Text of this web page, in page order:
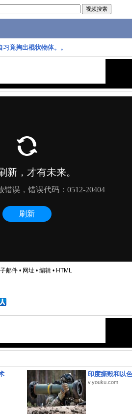
竟掏出棍状物体。。
邮件• 网址 • 编辑• HTML
印度撕毁和以
v.youku.com